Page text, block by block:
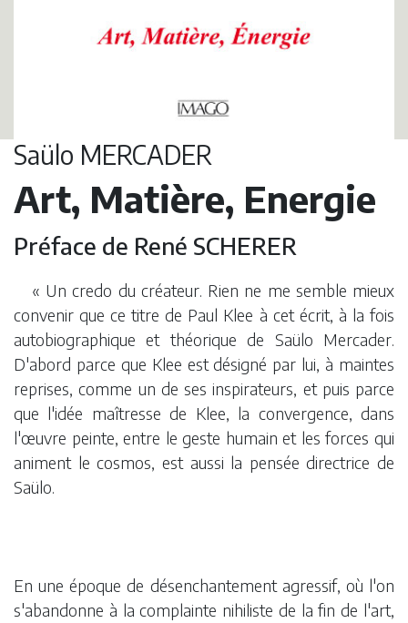
Saülo MERCADER
Art, Matière, Energie
Préface de René SCHERER
« Un credo du créateur. Rien ne me semble mieux
convenir que ce titre de Paul Klee à cet écrit, à la fois
autobiographique et théorique de Saülo Mercader.
D'abord parce que Klee est désigné par lui, à maintes
reprises, comme un de ses inspirateurs, et puis parce
que l'idée maîtresse de Klee, la convergence, dans
l'œuvre peinte, entre le geste humain et les forces qui
animent le cosmos, est aussi la pensée directrice de
Saülo.
En une époque de désenchantement agressif, où l'on
s'abandonne à la complainte nihiliste de la fin de l'art,